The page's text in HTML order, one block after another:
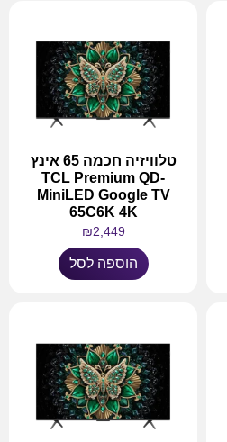
טלוויזיה חכמה 65 אינץ
TCL Premium QD-
MiniLED Google TV
65C6K 4K
₪2,449
הוספה לסל